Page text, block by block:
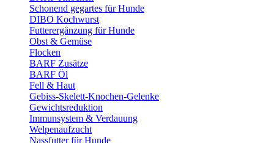
Schonend gegartes für Hunde
DIBO Kochwurst
Futterergänzung für Hunde
Obst & Gemüse
Flocken
BARF Zusätze
BARF Öl
Fell & Haut
Gebiss-Skelett-Knochen-Gelenke
Gewichtsreduktion
Immunsystem & Verdauung
Welpenaufzucht
Nassfutter für Hunde